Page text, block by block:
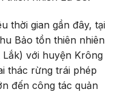
thời gian gần đây, tại
Bảo tồn thiên nhiên
với huyện Krông
thác rừng trái phép
đến công tác quản